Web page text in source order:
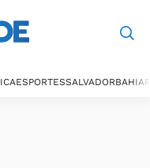
ESPORTESSALVADORBAHIA